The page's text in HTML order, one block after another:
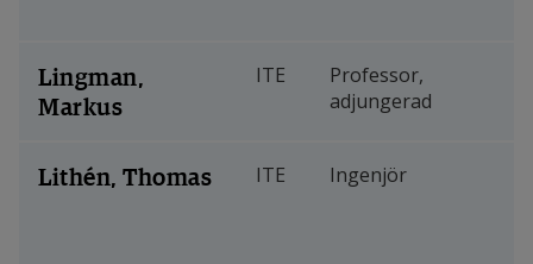
Lingman,
Markus
ITE
Professor,
adjungerad
Lithén, Thomas ITE Ingenjör